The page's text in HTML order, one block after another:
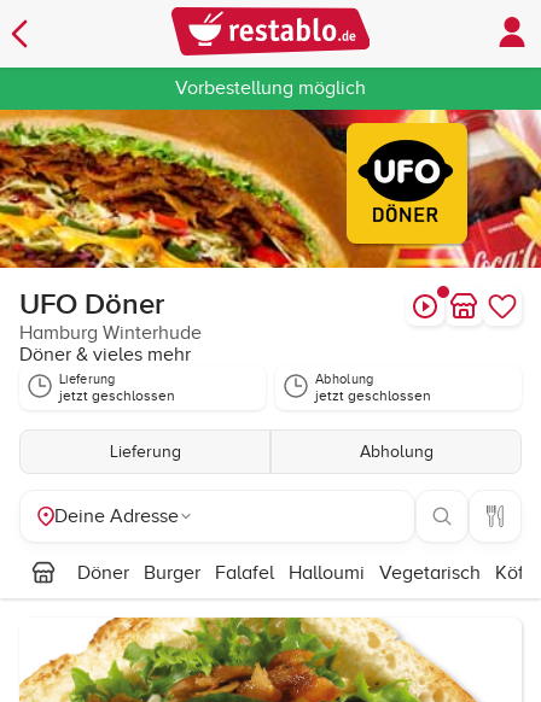
Vorbestellung möglich
UFO Döner
Hamburg Winterhude
Döner & vieles mehr
Lieferung
jetzt geschlossen
Abholung
jetzt geschlossen
Lieferung Abholung
Deine Adresse
Döner Burger Falafel Halloumi Vegetarisch Köfte